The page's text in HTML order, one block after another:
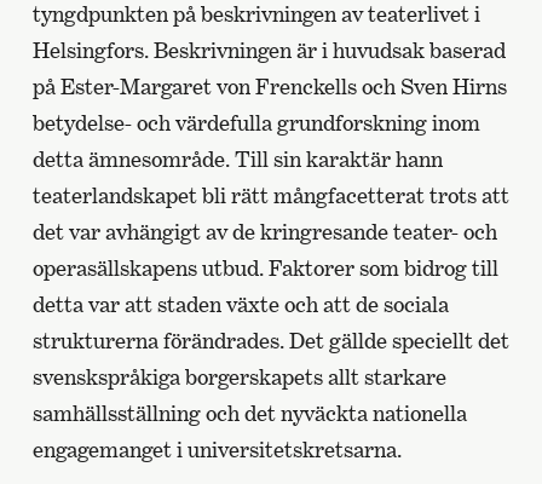
tyngdpunkten på beskrivningen av teaterlivet i
Helsingfors. Beskrivningen är i huvudsak baserad
på Ester-Margaret von Frenckells och Sven Hirns
betydelse- och värdefulla grundforskning inom
detta ämnesområde. Till sin karaktär hann
teaterlandskapet bli rätt mångfacetterat trots att
det var avhängigt av de kringresande teater- och
operasällskapens utbud. Faktorer som bidrog till
detta var att staden växte och att de sociala
strukturerna förändrades. Det gällde speciellt det
svenskspråkiga borgerskapets allt starkare
samhällsställning och det nyväckta nationella
engagemanget i universitetskretsarna.